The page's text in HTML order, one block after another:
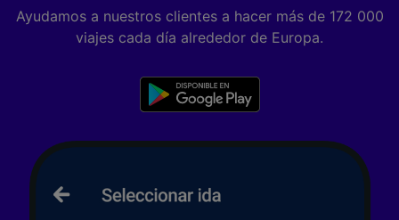
Ayudamos a nuestros clientes a hacer más de 172 000
viajes cada día alrededor de Europa.